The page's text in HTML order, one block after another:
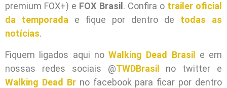
premium FOX+) e FOX Brasil . Confira o trailer oficial
da temporada e fique por dentro de todas as
notícias.
Fiquem ligados aqui no Walking Dead Brasil e em
nossas redes sociais @TWDBrasil no twitter e
Walking Dead Brno facebook para ficar por dentro